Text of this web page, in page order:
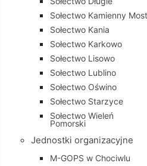
Sołectwo Kamienny Most
Sołectwo Kania
Sołectwo Karkowo
Sołectwo Lisowo
Sołectwo Lublino
Sołectwo Oświno
Sołectwo Starzyce
Sołectwo Wieleń
Pomorski
Jednostki organizacyjne
M-GOPS w Chociwlu